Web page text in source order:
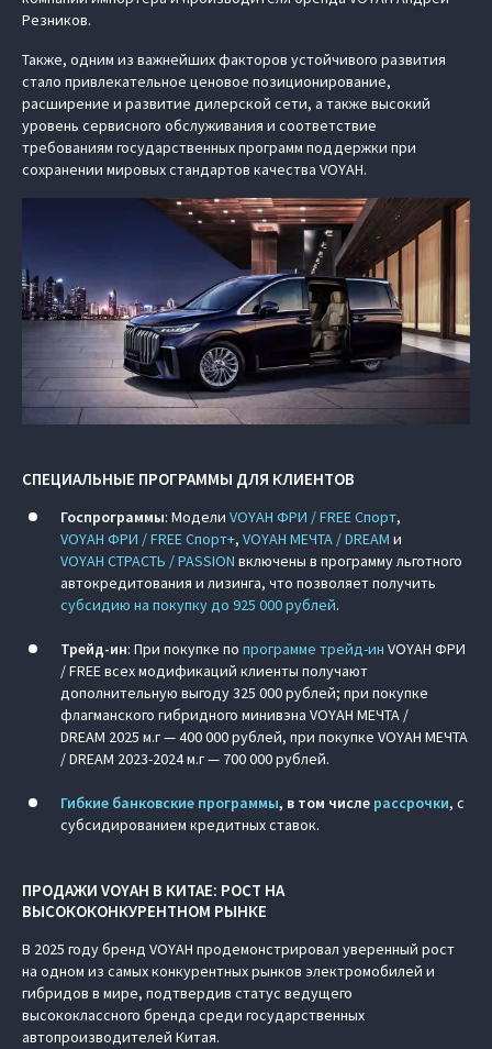
Резников.
Также, одним из важнейших факторов устойчивого развития
стало привлекательное ценовое позиционирование,
расширение и развитие дилерской сети, а также высокий
уровень сервисного обслуживания и соответствие
требованиям государственных программ поддержки при
сохранении мировых стандартов качества VOYAH.
СПЕЦИАЛЬНЫЕ ПРОГРАММЫ ДЛЯ КЛИЕНТОВ
Госпрограммы: Модели VOYAH ФРИ / FREE Спорт,
VOYAH ФРИ / FREE Спорт+, VOYAH МЕЧТА / DREAM и
VOYAH СТРАСТЬ / PASSION включены в программу льготного
автокредитования и лизинга, что позволяет получить
субсидию на покупку до 925 000 рублей.
Трейд-ин: При покупке по программе трейд-ин VOYAH ФРИ
/ FREE всех модификаций клиенты получают
дополнительную выгоду 325 000 рублей; при покупке
флагманского гибридного минивэна VOYAH МЕЧТА /
DREAM 2025 м.г — 400 000 рублей, при покупке VOYAH МЕЧТА
/ DREAM 2023-2024 м.г — 700 000 рублей.
Гибкие банковские программы, в том числе рассрочки, с
субсидированием кредитных ставок.
ПРОДАЖИ VOYAH В КИТАЕ: РОСТ НА
ВЫСОКОКОНКУРЕНТНОМ РЫНКЕ
В 2025 году бренд VOYAH продемонстрировал уверенный рост
на одном из самых конкурентных рынков электромобилей и
гибридов в мире, подтвердив статус ведущего
высококлассного бренда среди государственных
автопроизводителей Китая.